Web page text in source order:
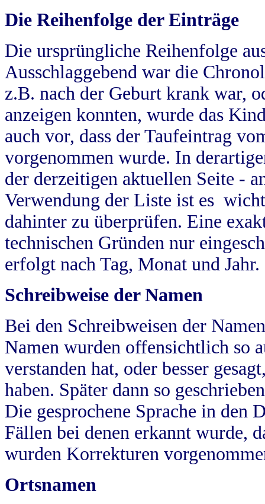
Die Reihenfolge der Einträge
Die ursprüngliche Reihenfolge
Ausschlaggebend war die
z.B. nach der Geburt krank war,
anzeigen konnten, wurde das
auch vor, dass der Taufeintrag
vorgenommen wurde. In
der derzeitigen aktuellen Seite -
Verwendung der Liste ist es
dahinter zu überprüfen. Eine
technischen Gründen nur
erfolgt nach Tag, Monat und Jahr.
Schreibweise der Namen
Bei den Schreibweisen der
Namen wurden offensichtlich so
verstanden hat, oder besser
haben. Später dann so
Die gesprochene Sprache in
Fällen bei denen erkannt wurde,
wurden Korrekturen
Ortsnamen